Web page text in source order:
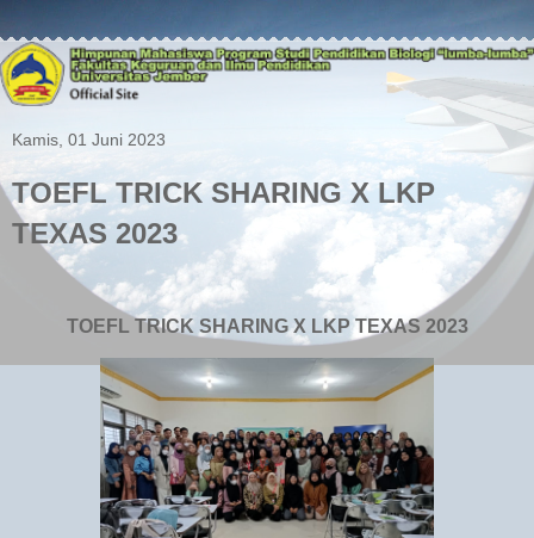
Kamis, 01 Juni 2023
TOEFL TRICK SHARING X LKP
TEXAS 2023
TOEFL TRICK SHARING X LKP TEXAS 2023